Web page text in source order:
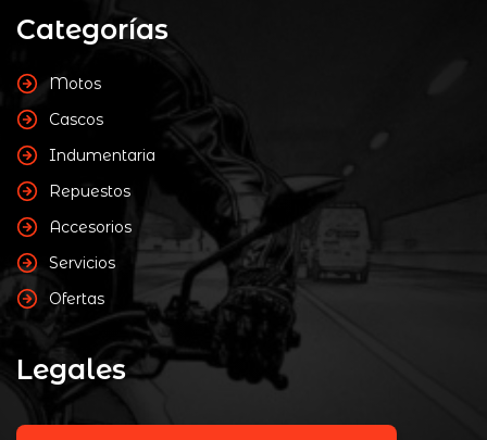
Categorías
Motos
Cascos
Indumentaria
Repuestos
Accesorios
Servicios
Ofertas
Legales